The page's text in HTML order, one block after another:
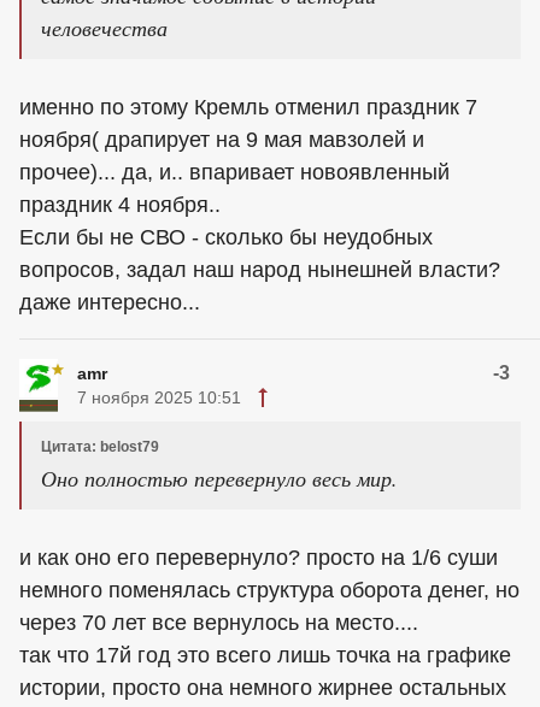
человечества
именно по этому Кремль отменил праздник 7
ноября( драпирует на 9 мая мавзолей и
прочее)... да, и.. впаривает новоявленный
праздник 4 ноября..
Если бы не СВО - сколько бы неудобных
вопросов, задал наш народ нынешней власти?
даже интересно...
amr -3
7 ноября 2025 10:51
Цитата: belost79
Оно полностью перевернуло весь мир.
и как оно его перевернуло? просто на 1/6 суши
немного поменялась структура оборота денег, но
через 70 лет все вернулось на место....
так что 17й год это всего лишь точка на графике
истории, просто она немного жирнее остальных